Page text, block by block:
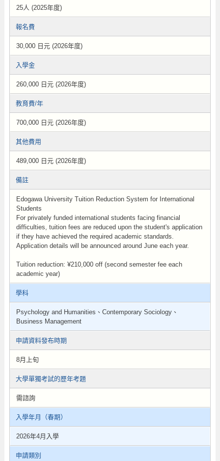
25人 (2025年度)
報名費
30,000 日元 (2026年度)
入學金
260,000 日元 (2026年度)
教育費/年
700,000 日元 (2026年度)
其他費用
489,000 日元 (2026年度)
備註
Edogawa University Tuition Reduction System for International
Students
For privately funded international students facing financial
difficulties, tuition fees are reduced upon the student's application
if they have achieved the required academic standards.
Application details will be announced around June each year.
Tuition reduction: ¥210,000 off (second semester fee each
academic year)
學科
Psychology and Humanities、Contemporary Sociology、
Business Management
申請資料發布時期
8月上旬
大學單獨考試的歷年考題
需諮詢
入學年月（春期）
2026年4月入學
申請類別